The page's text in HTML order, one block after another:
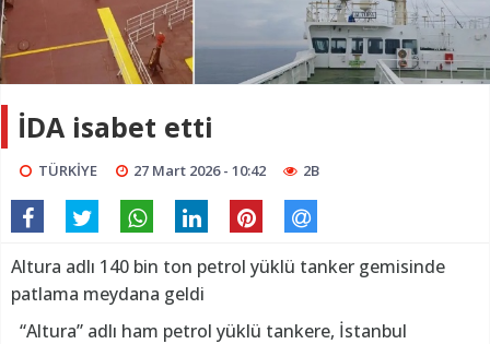
İDA isabet etti
TÜRKİYE 27 Mart 2026 - 10:42 2B
Altura adlı 140 bin ton petrol yüklü tanker gemisinde
patlama meydana geldi
“Altura” adlı ham petrol yüklü tankere, İstanbul